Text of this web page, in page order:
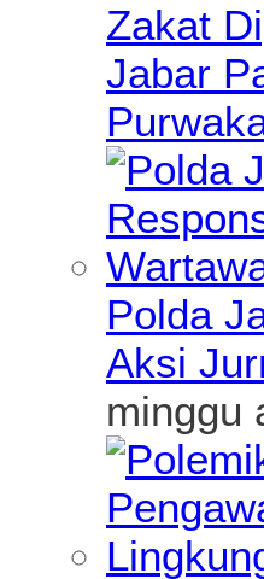
Zakat
Jabar
Polda
Aksi
minggu